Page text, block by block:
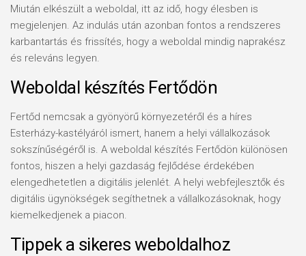
Miután elkészült a weboldal, itt az idő, hogy élesben is
megjelenjen. Az indulás után azonban fontos a rendszeres
karbantartás és frissítés, hogy a weboldal mindig naprakész
és releváns legyen.
Weboldal készítés Fertődön
Fertőd nemcsak a gyönyörű környezetéről és a híres
Esterházy-kastélyáról ismert, hanem a helyi vállalkozások
sokszínűségéről is. A weboldal készítés Fertődön különösen
fontos, hiszen a helyi gazdaság fejlődése érdekében
elengedhetetlen a digitális jelenlét. A helyi webfejlesztők és
digitális ügynökségek segíthetnek a vállalkozásoknak, hogy
kiemelkedjenek a piacon.
Tippek a sikeres weboldalhoz